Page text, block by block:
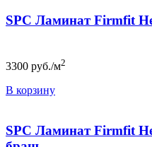
SPC Ламинат Firmfit
3300 руб./м2
В корзину
SPC Ламинат Firmfit